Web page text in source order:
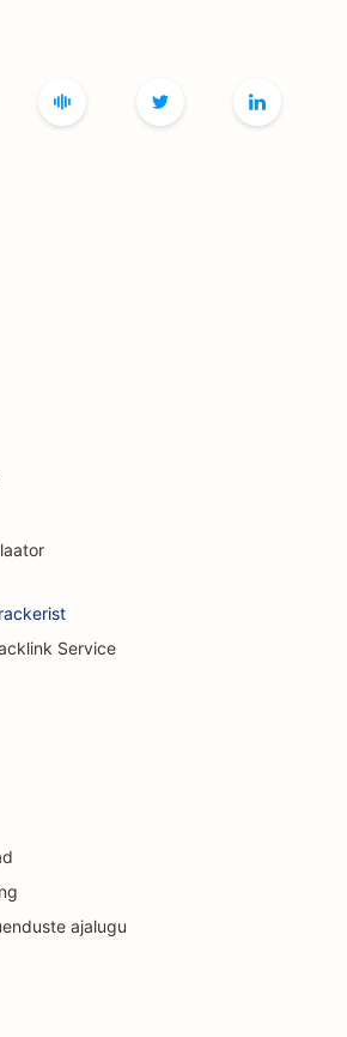
teenuste jaoks
jaoks
restoranidele
põrandakattematerjalide
jaoks
jaoks
teenuste jaoks
kirurgidele
Service
ajalugu